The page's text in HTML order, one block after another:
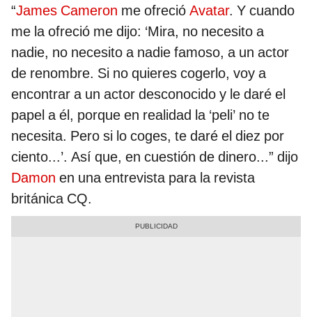
“James Cameron me ofreció Avatar. Y cuando
me la ofreció me dijo: ‘Mira, no necesito a
nadie, no necesito a nadie famoso, a un actor
de renombre. Si no quieres cogerlo, voy a
encontrar a un actor desconocido y le daré el
papel a él, porque en realidad la ‘peli’ no te
necesita. Pero si lo coges, te daré el diez por
ciento...’. Así que, en cuestión de dinero...” dijo
Damon en una entrevista para la revista
británica CQ.